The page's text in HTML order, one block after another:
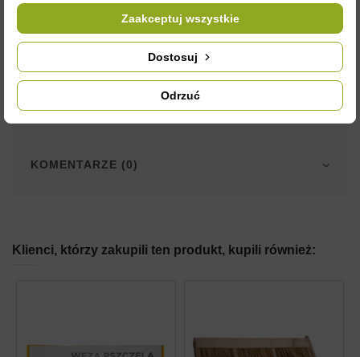
Zdjęcia są ilustracją poglądową i czasami przedmioty mogą
różnić się od wyglądu w rzeczywistości. Nie zmienia to jednak
ich właściwości użytkowych.
SZCZEGÓŁY PRODUKTU
KOMENTARZE (0)
Klienci, którzy zakupili ten produkt, kupili również:
Odrzuć
Dostosuj
Zaakceptuj wszystkie